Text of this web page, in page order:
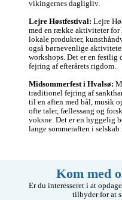
vikingernes dagligliv.
Lejre Høstfestival: Lejre
med en række aktiviteter for
lokale produkter,
også børnevenlige
workshops. Det er en festlig
fejring af efterårets rigdom.
Midsommerfest i Hvalsø:
traditionel fejring af
til en aften med bål, musik
ofte taler, fællessang og
voksne. Det er en hyggelig
lange sommeraften i selskab
Kom med
Er du interesseret i at
tilbyder for at